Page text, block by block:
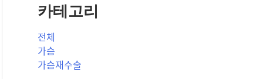
카테고리
전체
가슴
가슴재수술